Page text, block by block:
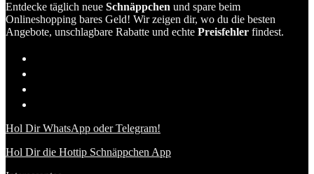
Entdecke täglich neue Schnäppchen und spare beim
Onlineshopping bares Geld! Wir zeigen dir, wo du die besten
Angebote, unschlagbare Rabatte und echte Preisfehler findest.
Hol Dir WhatsApp oder Telegram!
Hol Dir die Hottip Schnäppchen App